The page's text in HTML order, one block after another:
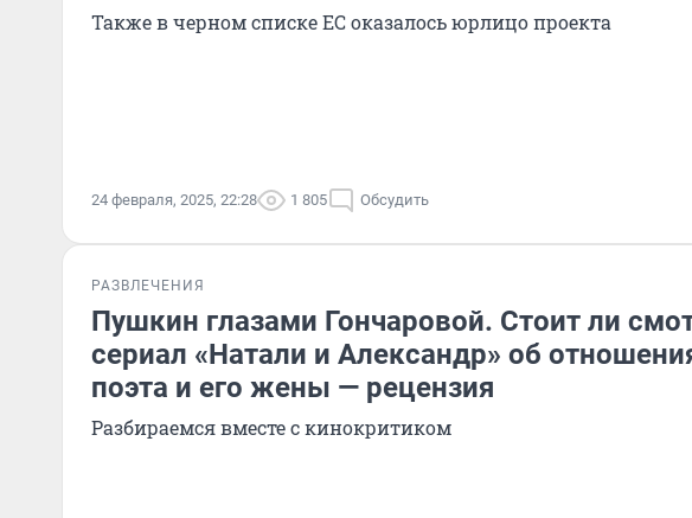
Также в черном списке ЕС оказалось юрлицо проекта
24 февраля, 2025, 22:28 1 805 Обсудить
РАЗВЛЕЧЕНИЯ
Пушкин глазами Гончаровой. Стоит ли
сериал «Натали и Александр» об
поэта и его жены — рецензия
Разбираемся вместе с кинокритиком